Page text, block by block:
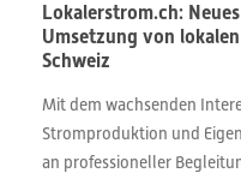
Lokalerstrom.ch:
Umsetzung von
Schweiz
Mit dem wachsenden
Stromproduktion und
an professioneller